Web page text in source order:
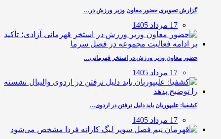
گزارش تصویری حضور معاون وزیر ورزش در…
17 مرداد 1405
حضور معاون وزیر ورزش در استخر قهرمانی…
17 مرداد 1405
کشفیا: علیپوریان باید دلیل نرفتن در اردوی…
17 مرداد 1405